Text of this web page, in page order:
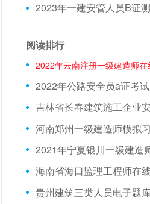
阅读排行
2022年公路安全员a证考
贵州建筑三类人员电子题